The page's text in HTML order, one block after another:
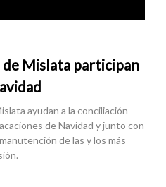
de Mislata participan
ayudan a la conciliación
de Navidad y junto con
de las y los más